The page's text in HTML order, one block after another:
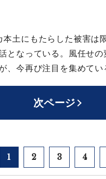
本土にもたらした被害は
となっている。風任せ
、今再び注目を集めてい
次ページ
1 2 3 4